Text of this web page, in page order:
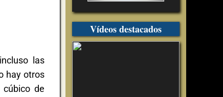
las
hay otros
de
Vídeos destacados